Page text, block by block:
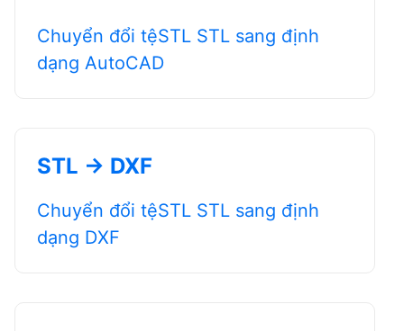
Chuyển đổi tệSTL STL sang định
dạng AutoCAD
STL → DXF
Chuyển đổi tệSTL STL sang định
dạng DXF